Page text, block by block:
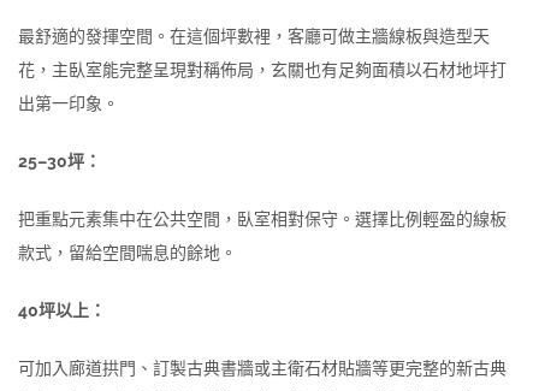
最舒適的發揮空間。在這個坪數裡，客廳可做主牆線板與造型天
花，主臥室能完整呈現對稱佈局，玄關也有足夠面積以石材地坪打
出第一印象。
25–30坪：
把重點元素集中在公共空間，臥室相對保守。選擇比例輕盈的線板
款式，留給空間喘息的餘地。
40坪以上：
可加入廊道拱門、訂製古典書牆或主衛石材貼牆等更完整的新古典